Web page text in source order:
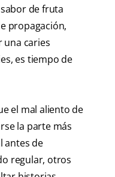
de fruta
propagación,
una caries
es tiempo de
el mal aliento de
la parte más
antes de
regular, otros